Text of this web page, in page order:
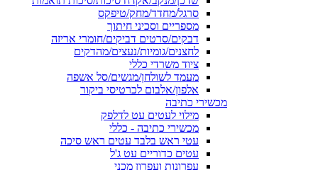
סרגל/מחדד/מחק/טיפקס
מספריים וסכיני חיתוך
דבקים/סרטים דביקים/חומרי אריזה
לחצנים/גומיות/נעצים/מהדקים
ציוד משרדי כללי
מעמד לשולחן/מגשים/סל אשפה
אלפון/אלבום לכרטיסי ביקור
מכשירי כתיבה
מילוי לעטים עט לדלפק
מכשירי כתיבה - כללי
עטי ראש בלבד עטים ראש סיכה
עטים כדוריים עט ג'ל
עפרונות ועפרון מכני